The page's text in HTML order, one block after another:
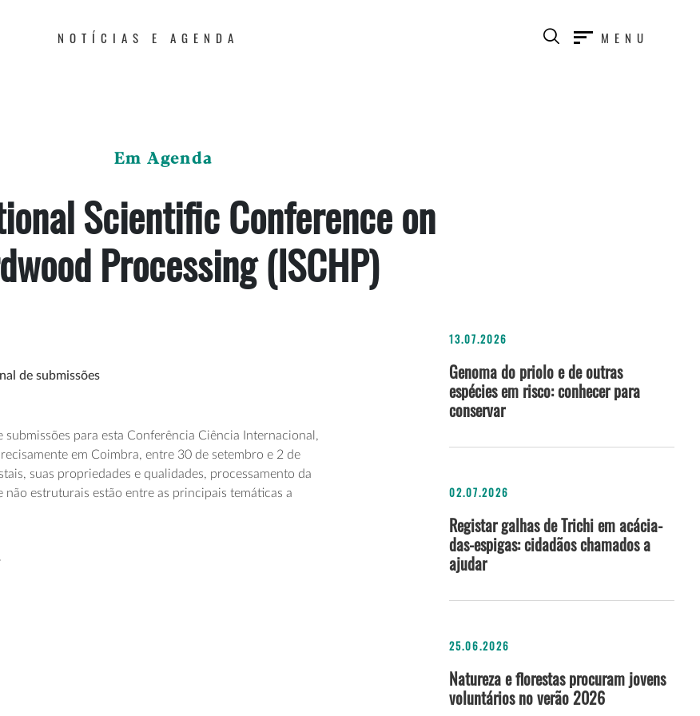
NOTÍCIAS E AGENDA MENU
Em Agenda
Scientific Conference on
Processing (ISCHP)
de submissões
para esta Conferência Ciência Internacional,
em Coimbra, entre 30 de setembro e 2 de
suas propriedades e qualidades, processamento da
não estruturais estão entre as principais temáticas a
13.07.2026
Genoma do priolo e de outras
espécies em risco: conhecer para
conservar
02.07.2026
Registar galhas de Trichi em acácia-
das-espigas: cidadãos chamados a
ajudar
25.06.2026
Natureza e florestas procuram jovens
voluntários no verão 2026